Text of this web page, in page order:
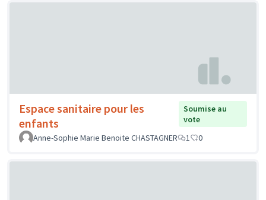
Espace sanitaire pour les
enfants
Soumise au
vote
Anne-Sophie Marie Benoite CHASTAGNER
1 0